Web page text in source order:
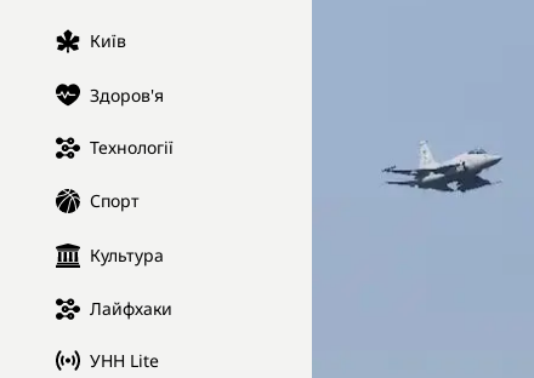
Київ
Здоров'я
Технології
Спорт
Культура
Лайфхаки
УНН Lite